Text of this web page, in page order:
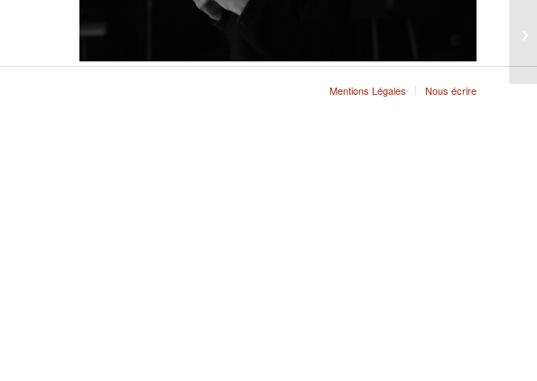
Mentions Légales Nous écrire